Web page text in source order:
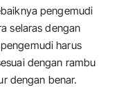
pengemudi
selaras dengan
harus
dengan rambu
dengan benar.